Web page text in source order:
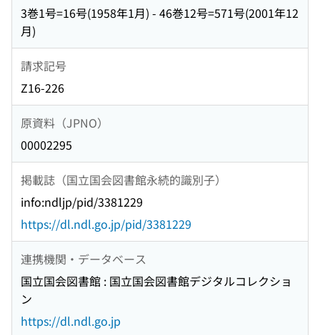
3巻1号=16号(1958年1月) - 46巻12号=571号(2001年12
月)
請求記号
Z16-226
原資料（JPNO）
00002295
掲載誌（国立国会図書館永続的識別子）
info:ndljp/pid/3381229
https://dl.ndl.go.jp/pid/3381229
連携機関・データベース
国立国会図書館 : 国立国会図書館デジタルコレクショ
ン
https://dl.ndl.go.jp